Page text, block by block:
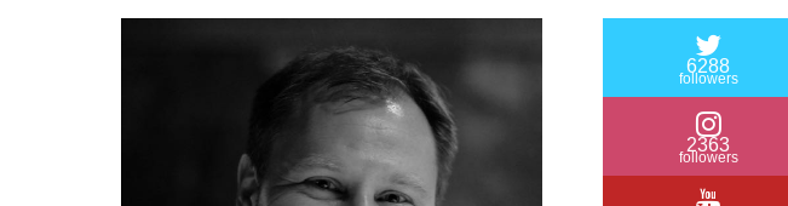
6288
followers
2363
followers